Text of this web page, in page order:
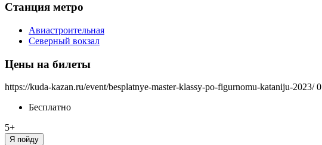
Станция метро
Авиастроительная
Северный вокзал
Цены на билеты
https://kuda-kazan.ru/event/besplatnye-master-klassy-po-figurnomu-kataniju-2023/ 0
Бесплатно
5+
Я пойду